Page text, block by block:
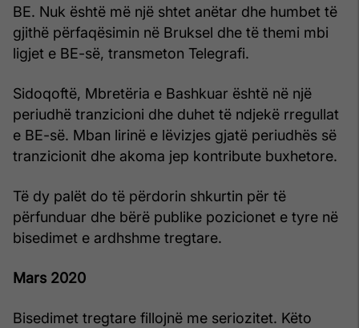
BE. Nuk është më një shtet anëtar dhe humbet të
gjithë përfaqësimin në Bruksel dhe të themi mbi
ligjet e BE-së, transmeton Telegrafi.
Sidoqoftë, Mbretëria e Bashkuar është në një
periudhë tranzicioni dhe duhet të ndjekë rregullat
e BE-së. Mban lirinë e lëvizjes gjatë periudhës së
tranzicionit dhe akoma jep kontribute buxhetore.
Të dy palët do të përdorin shkurtin për të
përfunduar dhe bërë publike pozicionet e tyre në
bisedimet e ardhshme tregtare.
Mars 2020
Bisedimet tregtare fillojnë me seriozitet. Këto